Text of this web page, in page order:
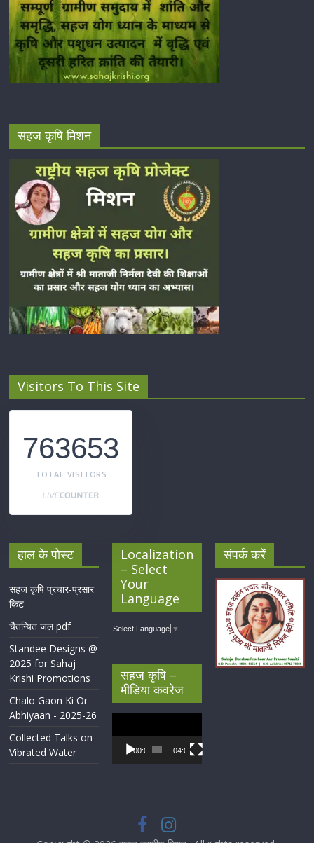
सहज कृषि मिशन
Visitors To This Site
763653
TOTAL VISITORS
हाल के पोस्ट
सहज कृषि प्रचार-प्रसार
किट
चैतन्यित जल pdf
Standee Designs @
2025 for Sahaj
Krishi Promotions
Chalo Gaon Ki Or
Abhiyaan - 2025-26
Collected Talks on
Vibrated Water
Localization
– Select
Your
Language
Select Language ▼
सहज कृषि –
मीडिया कवरेज
Player
00:00 04:07
संपर्क करें